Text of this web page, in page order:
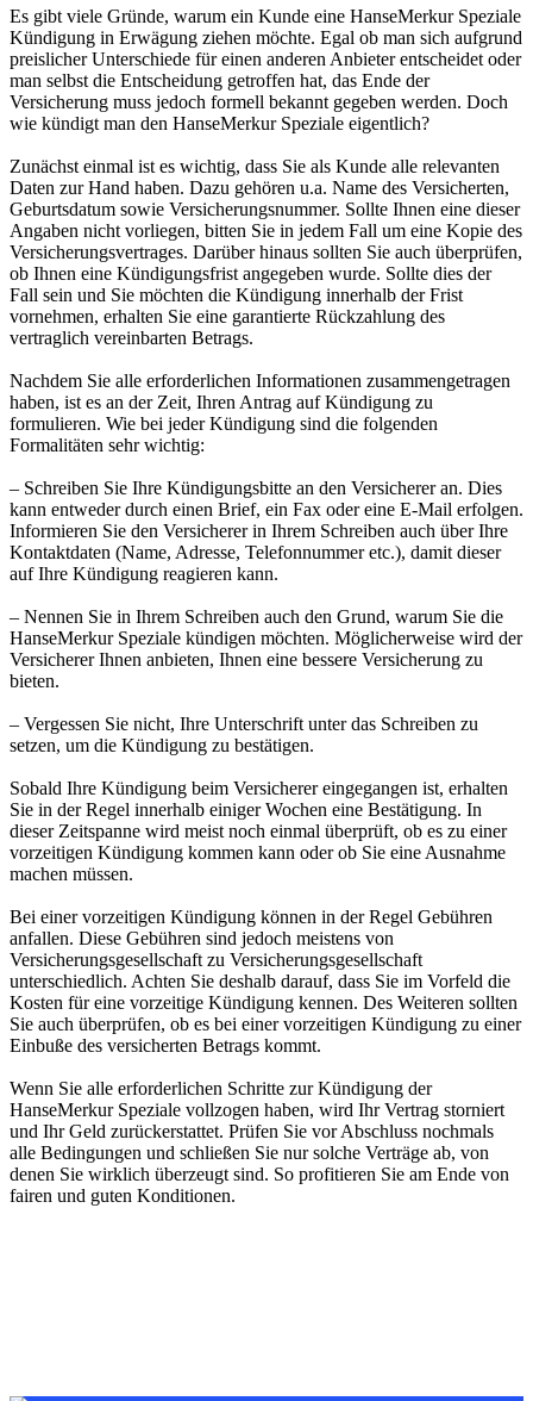
Es gibt viele Gründe, warum ein Kunde eine HanseMerkur Speziale
Kündigung in Erwägung ziehen möchte. Egal ob man sich aufgrund
preislicher Unterschiede für einen anderen Anbieter entscheidet oder
man selbst die Entscheidung getroffen hat, das Ende der
Versicherung muss jedoch formell bekannt gegeben werden. Doch
wie kündigt man den HanseMerkur Speziale eigentlich?
Zunächst einmal ist es wichtig, dass Sie als Kunde alle relevanten
Daten zur Hand haben. Dazu gehören u.a. Name des Versicherten,
Geburtsdatum sowie Versicherungsnummer. Sollte Ihnen eine dieser
Angaben nicht vorliegen, bitten Sie in jedem Fall um eine Kopie des
Versicherungsvertrages. Darüber hinaus sollten Sie auch überprüfen,
ob Ihnen eine Kündigungsfrist angegeben wurde. Sollte dies der
Fall sein und Sie möchten die Kündigung innerhalb der Frist
vornehmen, erhalten Sie eine garantierte Rückzahlung des
vertraglich vereinbarten Betrags.
Nachdem Sie alle erforderlichen Informationen zusammengetragen
haben, ist es an der Zeit, Ihren Antrag auf Kündigung zu
formulieren. Wie bei jeder Kündigung sind die folgenden
Formalitäten sehr wichtig:
– Schreiben Sie Ihre Kündigungsbitte an den Versicherer an. Dies
kann entweder durch einen Brief, ein Fax oder eine E-Mail erfolgen.
Informieren Sie den Versicherer in Ihrem Schreiben auch über Ihre
Kontaktdaten (Name, Adresse, Telefonnummer etc.), damit dieser
auf Ihre Kündigung reagieren kann.
– Nennen Sie in Ihrem Schreiben auch den Grund, warum Sie die
HanseMerkur Speziale kündigen möchten. Möglicherweise wird der
Versicherer Ihnen anbieten, Ihnen eine bessere Versicherung zu
bieten.
– Vergessen Sie nicht, Ihre Unterschrift unter das Schreiben zu
setzen, um die Kündigung zu bestätigen.
Sobald Ihre Kündigung beim Versicherer eingegangen ist, erhalten
Sie in der Regel innerhalb einiger Wochen eine Bestätigung. In
dieser Zeitspanne wird meist noch einmal überprüft, ob es zu einer
vorzeitigen Kündigung kommen kann oder ob Sie eine Ausnahme
machen müssen.
Bei einer vorzeitigen Kündigung können in der Regel Gebühren
anfallen. Diese Gebühren sind jedoch meistens von
Versicherungsgesellschaft zu Versicherungsgesellschaft
unterschiedlich. Achten Sie deshalb darauf, dass Sie im Vorfeld die
Kosten für eine vorzeitige Kündigung kennen. Des Weiteren sollten
Sie auch überprüfen, ob es bei einer vorzeitigen Kündigung zu einer
Einbuße des versicherten Betrags kommt.
Wenn Sie alle erforderlichen Schritte zur Kündigung der
HanseMerkur Speziale vollzogen haben, wird Ihr Vertrag storniert
und Ihr Geld zurückerstattet. Prüfen Sie vor Abschluss nochmals
alle Bedingungen und schließen Sie nur solche Verträge ab, von
denen Sie wirklich überzeugt sind. So profitieren Sie am Ende von
fairen und guten Konditionen.